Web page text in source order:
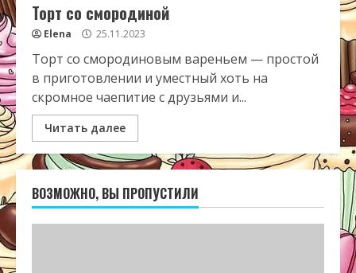
Торт со смородиной
Elena 25.11.2023
Торт со смородиновым вареньем — простой
в приготовлении и уместный хоть на
скромное чаепитие с друзьями и...
Читать далее
ВОЗМОЖНО, ВЫ ПРОПУСТИЛИ